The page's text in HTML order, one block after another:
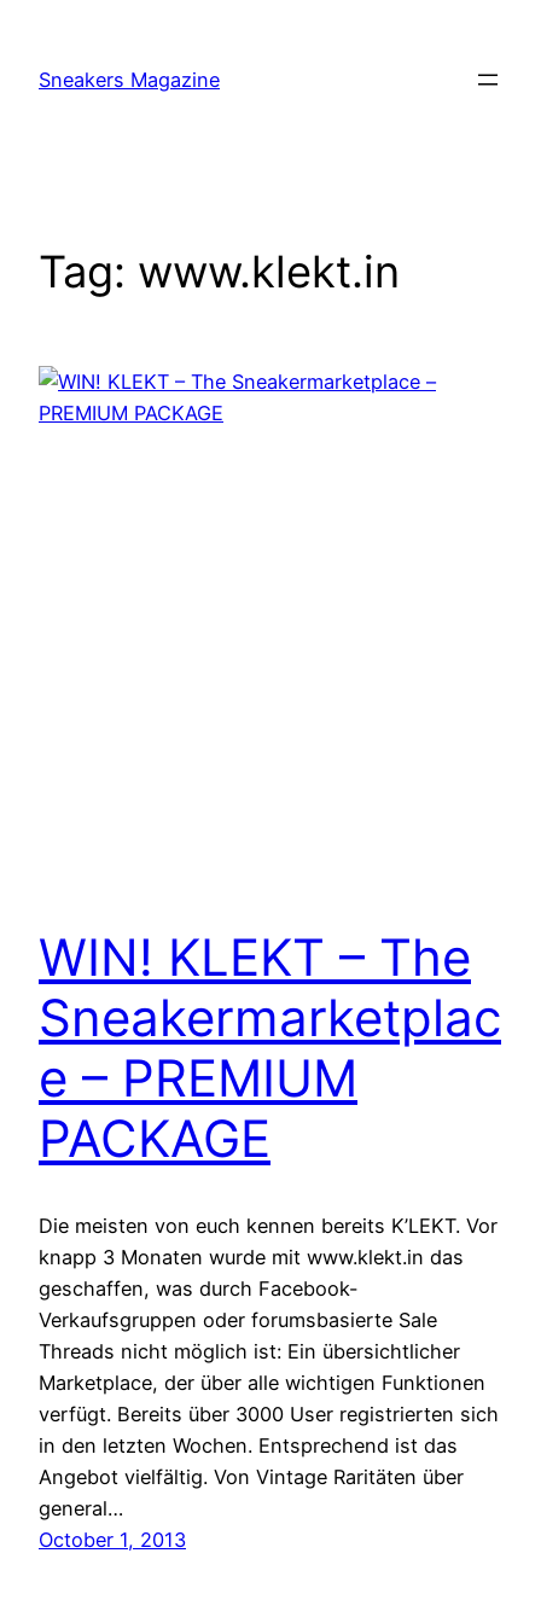
content
Sneakers Magazine
Tag: www.klekt.in
WIN! KLEKT – The
Sneakermarketplac
e – PREMIUM
PACKAGE
Die meisten von euch kennen bereits K’LEKT. Vor
knapp 3 Monaten wurde mit www.klekt.in das
geschaffen, was durch Facebook-
Verkaufsgruppen oder forumsbasierte Sale
Threads nicht möglich ist: Ein übersichtlicher
Marketplace, der über alle wichtigen Funktionen
verfügt. Bereits über 3000 User registrierten sich
in den letzten Wochen. Entsprechend ist das
Angebot vielfältig. Von Vintage Raritäten über
general…
October 1, 2013